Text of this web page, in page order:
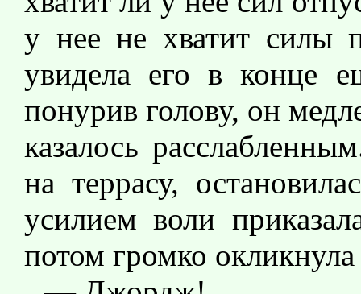
у нее не хватит силы
увидела его в конце
понурив голову, он
казалось
на террасу,
усилием воли
потом громко окликнула